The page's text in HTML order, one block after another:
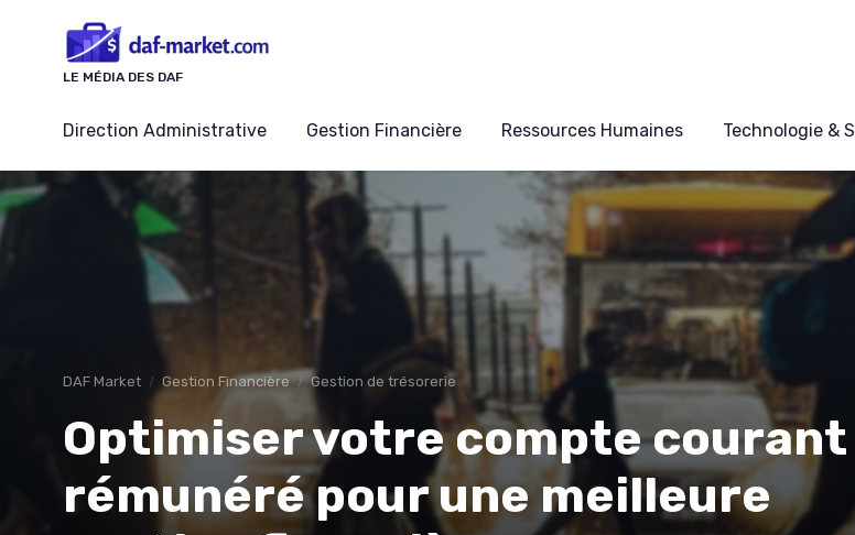
LE MÉDIA DES DAF
Direction Administrative Gestion Financière Ressources Humaines Technologie & SI
DAF Market Gestion Financière Gestion de trésorerie
Optimiser votre compte courant
rémunéré pour une meilleure